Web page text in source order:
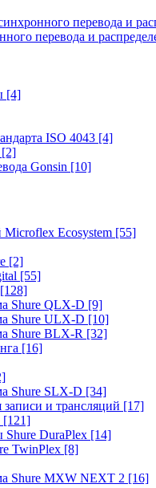
перевода и
перевода и
[4]
ISO 4043 [4]
[2]
Gonsin [10]
Microflex Ecosystem [55]
[2]
[55]
[128]
Shure QLX-D [9]
Shure ULX-D [10]
Shure BLX-R [32]
[16]
Shure SLX-D [34]
и трансляций [17]
[121]
DuraPlex [14]
TwinPlex [8]
Shure MXW NEXT 2 [16]